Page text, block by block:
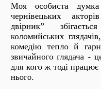
Моя особиста
чернівецьких
двірник”
коломийських
комедію тепло й
звичайного глядача -
для кого ж тоді
нього.